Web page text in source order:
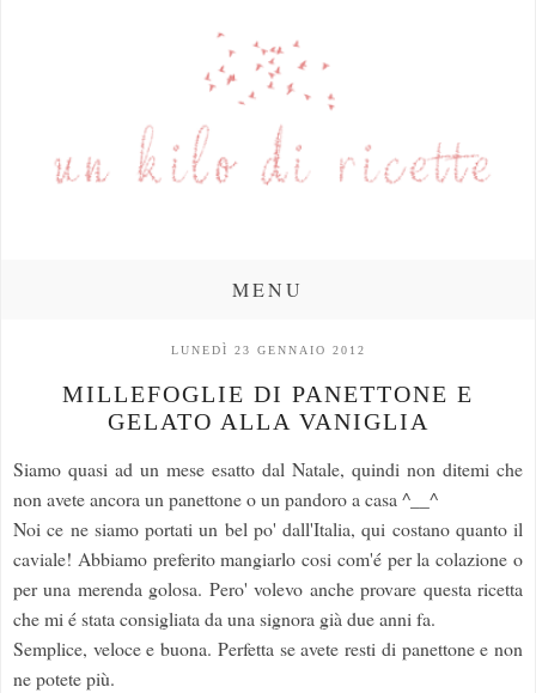
MENU
LUNEDÌ 23 GENNAIO 2012
MILLEFOGLIE DI PANETTONE E
GELATO ALLA VANIGLIA
Siamo quasi ad un mese esatto dal Natale, quindi non ditemi che
non avete ancora un panettone o un pandoro a casa ^__^
Noi ce ne siamo portati un bel po' dall'Italia, qui costano quanto il
caviale! Abbiamo preferito mangiarlo cosi com'é per la colazione o
per una merenda golosa. Pero' volevo anche provare questa ricetta
che mi é stata consigliata da una signora già due anni fa.
Semplice, veloce e buona. Perfetta se avete resti di panettone e non
ne potete più.